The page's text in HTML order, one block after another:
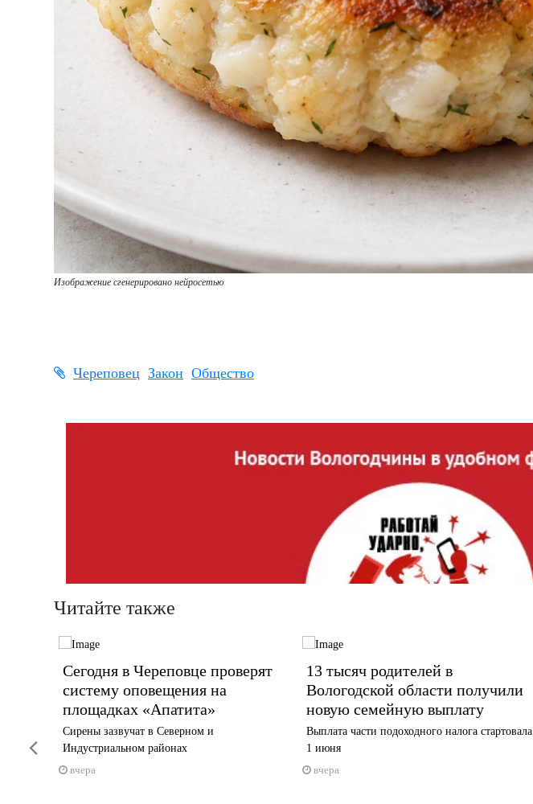
Изображение сгенерировано нейросетью
Череповец Закон Общество
Читайте также
Сегодня в Череповце проверят
систему оповещения на
площадках «Апатита»
Сирены зазвучат в Северном и
Индустриальном районах
вчера
13 тысяч родителей в
Вологодской области получили
новую семейную выплату
Выплата части подоходного налога стартовала
1 июня
вчера